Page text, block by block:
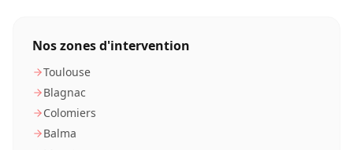
Nos zones d'intervention
Toulouse
Blagnac
Colomiers
Balma